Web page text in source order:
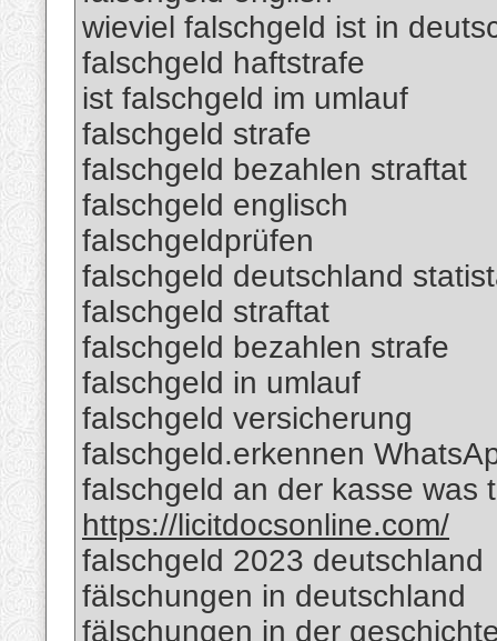
wieviel falschgeld ist in
falschgeld haftstrafe
ist falschgeld im umlauf
falschgeld strafe
falschgeld bezahlen straftat
falschgeld englisch
falschgeldprüfen
falschgeld deutschland
falschgeld straftat
falschgeld bezahlen strafe
falschgeld in umlauf
falschgeld versicherung
falschgeld.erkennen
falschgeld an der kasse was
https://licitdocsonline.com/
falschgeld 2023 deutschland
fälschungen in deutschland
fälschungen in der